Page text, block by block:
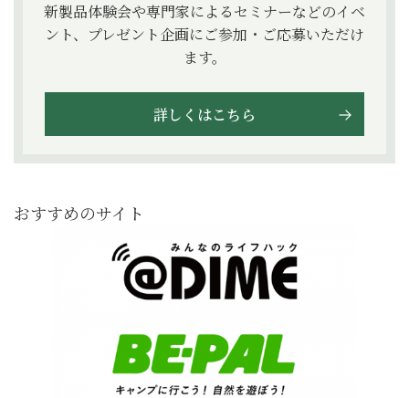
新製品体験会や専門家によるセミナーなどのイベ
ント、プレゼント企画にご参加・ご応募いただけ
ます。
詳しくはこちら
おすすめのサイト